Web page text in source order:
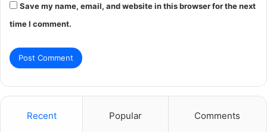
Save my name, email, and website in this browser for the next
time I comment.
Recent Popular Comments